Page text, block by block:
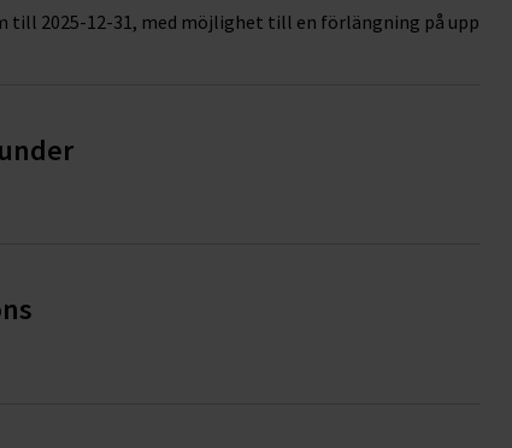
till 2025-12-31, med möjlighet till en förlängning på upp